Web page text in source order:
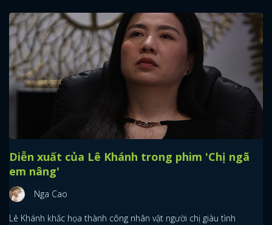
Diễn xuất của Lê Khánh trong phim 'Chị ngã
em nâng'
Nga Cao
Lê Khánh khắc họa thành công nhân vật người chị giàu tình